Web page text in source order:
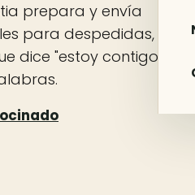
prepara y envía
para despedidas,
dice "estoy contigo"